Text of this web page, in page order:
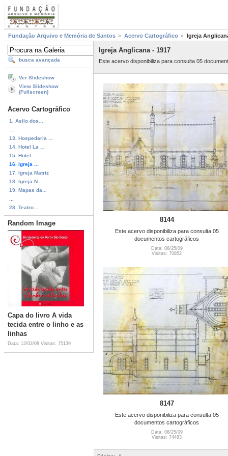
Fundação Arquivo e Memória de Santos Acervo Cartográfico Igreja
busca avançada
Ver Slideshow
View Slideshow
(Fullscreen)
Acervo Cartográfico
1. Asilo dos...
13. Hospedaria ...
14. Hotel La ...
15. Hotel...
16. Igreja ...
17. Igreja Matriz
18. Igreja N....
19. Mapas da...
28. Teatro...
Random Image
Capa do livro A vida
tecida entre o linho e as
linhas
Data: 12/02/08 Visitas: 75139
Igreja Anglicana - 1917
Este acervo disponibiliza para consulta 05
8144
Este acervo disponibiliza para consulta 05
documentos cartográficos
Data: 08/25/09
Visitas: 70852
8147
Este acervo disponibiliza para consulta 05
documentos cartográficos
Data: 08/25/09
Visitas: 74483